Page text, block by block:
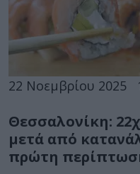
22 Νοεμβρίου 2025
Θεσσαλονίκη:
μετά από
πρώτη